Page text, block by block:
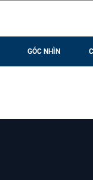
GÓC NHÌN